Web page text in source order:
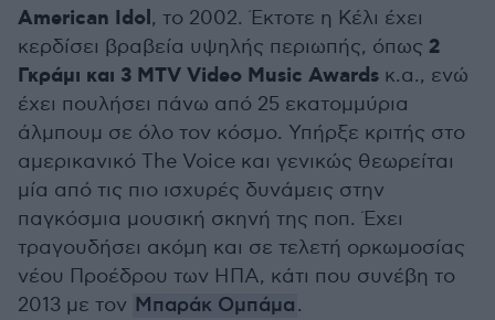
American Idol, το 2002. Έκτοτε η Κέλι έχει
κερδίσει βραβεία υψηλής περιωπής, όπως 2
Γκράμι και 3 MTV Video Music Awards κ.α., ενώ
έχει πουλήσει πάνω από 25 εκατομμύρια
άλμπουμ σε όλο τον κόσμο. Υπήρξε κριτής στο
αμερικανικό The Voice και γενικώς θεωρείται
μία από τις πιο ισχυρές δυνάμεις στην
παγκόσμια μουσική σκηνή της ποπ. Έχει
τραγουδήσει ακόμη και σε τελετή ορκωμοσίας
νέου Προέδρου των ΗΠΑ, κάτι που συνέβη το
2013 με τον Μπαράκ Ομπάμα.